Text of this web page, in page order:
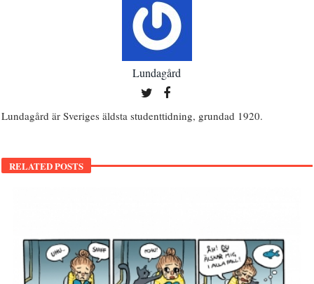
Lundagård
Lundagård är Sveriges äldsta studenttidning, grundad 1920.
RELATED POSTS